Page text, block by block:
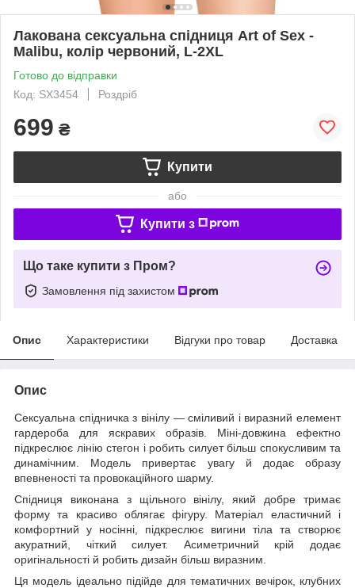
Лакована сексуальна спідниця Art of Sex -
Malibu, колір червоний, L-2XL
Готово до відправки
Код: SX3454
Роздріб
699 ₴
Купити
або
Купити з
Що таке купити з Пром?
Замовлення під захистом
Опис Характеристики Відгуки про товар Доставка
Опис
Сексуальна спідничка з вінілу — сміливий і виразний елемент
гардероба для яскравих образів. Міні-довжина ефектно
підкреслює лінію стегон і робить силует більш спокусливим та
динамічним. Модель привертає увагу й додає образу
впевненості та провокаційного шарму.
Спідниця виконана з щільного вінілу, який добре тримає
форму та красиво облягає фігуру. Матеріал еластичний і
комфортний у носінні, підкреслює вигини тіла та створює
акуратний, чіткий силует. Асиметричний крій додає
оригінальності й робить дизайн більш виразним.
Ця модель ідеально підійде для тематичних вечірок, клубних